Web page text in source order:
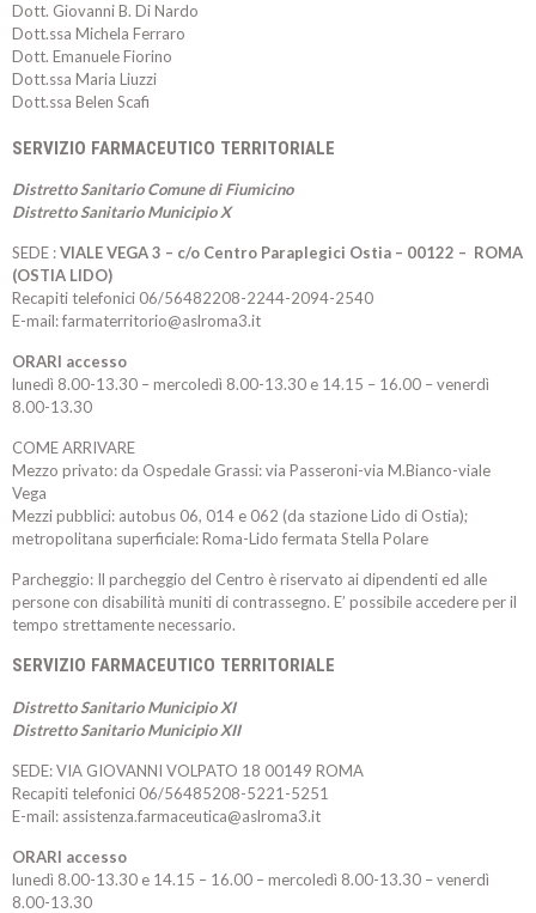
Dott. Giovanni B. Di Nardo
Dott.ssa Michela Ferraro
Dott. Emanuele Fiorino
Dott.ssa Maria Liuzzi
Dott.ssa Belen Scafi
SERVIZIO FARMACEUTICO TERRITORIALE
Distretto Sanitario Comune di Fiumicino
Distretto Sanitario Municipio X
SEDE :VIALE VEGA 3 – c/o Centro Paraplegici Ostia – 00122 – ROMA
(OSTIA LIDO)
Recapiti telefonici 06/56482208-2244-2094-2540
E-mail: farmaterritorio@aslroma3.it
ORARI accesso
lunedì 8.00-13.30 – mercoledì 8.00-13.30 e 14.15 – 16.00 – venerdì
8.00-13.30
COME ARRIVARE
Mezzo privato: da Ospedale Grassi: via Passeroni-via M.Bianco-viale
Vega
Mezzi pubblici: autobus 06, 014 e 062 (da stazione Lido di Ostia);
metropolitana superficiale: Roma-Lido fermata Stella Polare
Parcheggio: Il parcheggio del Centro è riservato ai dipendenti ed alle
persone con disabilità muniti di contrassegno. E’ possibile accedere per il
tempo strettamente necessario.
SERVIZIO FARMACEUTICO TERRITORIALE
Distretto Sanitario Municipio XI
Distretto Sanitario Municipio XII
SEDE: VIA GIOVANNI VOLPATO 18 00149 ROMA
Recapiti telefonici 06/56485208-5221-5251
E-mail: assistenza.farmaceutica@aslroma3.it
ORARI accesso
lunedì 8.00-13.30 e 14.15 – 16.00 – mercoledì 8.00-13.30 – venerdì
8.00-13.30